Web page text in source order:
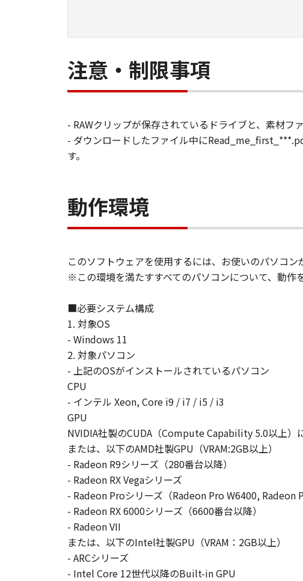
注意・制限事項
- RAWクリップが保存されているドライブと、素材フ
- ダウンロードしたファイル中に
す。
動作環境
このソフトウェアを使用するには、お使いのパソコン
※この環境を満たすすべてのパソコンについて、動作
■必要システム構成
1. 対象OS
- Windows 11
2. 対象パソコン
- 上記のOSがインストールされているパソコン
CPU
- インテル Xeon, Core i9 / i7 / i5 / i3
GPU
NVIDIA社製のCUDA（Compute Capability 5.0以上）
または、以下のAMD社製GPU（VRAM:2GB以上）
- Radeon R9シリーズ（280番台以降）
- Radeon RX Vegaシリーズ
- Radeon Proシリーズ（Radeon Pro W6400, Radeon
- Radeon RX 6000シリーズ（6600番台以降）
- Radeon VII
または、以下のIntel社製GPU（VRAM：2GB以上）
- ARCシリーズ
- Intel Core 12世代以降のBuilt-in GPU